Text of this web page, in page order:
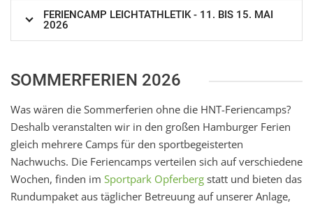
FERIENCAMP LEICHTATHLETIK - 11. BIS 15. MAI
2026
SOMMERFERIEN 2026
Was wären die Sommerferien ohne die HNT-Feriencamps?
Deshalb veranstalten wir in den großen Hamburger Ferien
gleich mehrere Camps für den sportbegeisterten
Nachwuchs. Die Feriencamps verteilen sich auf verschiedene
Wochen, finden im Sportpark Opferberg statt und bieten das
Rundumpaket aus täglicher Betreuung auf unserer Anlage,